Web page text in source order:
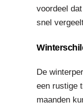
voordeel
snel
De
een rustige
maanden